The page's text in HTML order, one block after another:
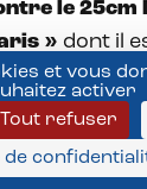
et vous
activer
Tout refuser
de
le 25cm
» dont il
qui est
y joue
uneValse
mazura (